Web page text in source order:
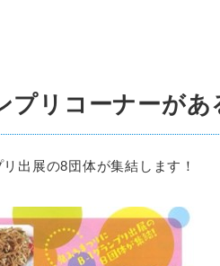
プリコーナーがあ
出展の8団体が集結します！